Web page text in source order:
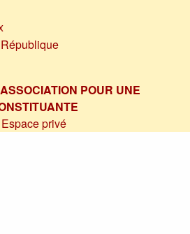
ASSOCIATION POUR UNE
Espace privé